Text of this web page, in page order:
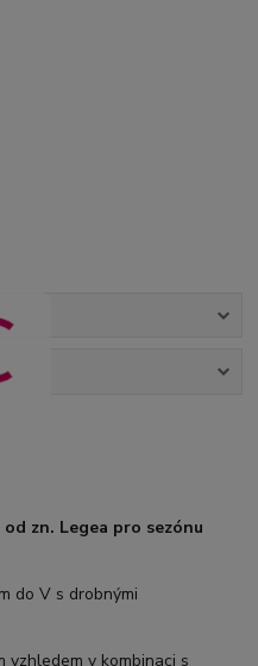
zn. Legea pro sezónu
do V s drobnými
vzhledem v kombinaci s